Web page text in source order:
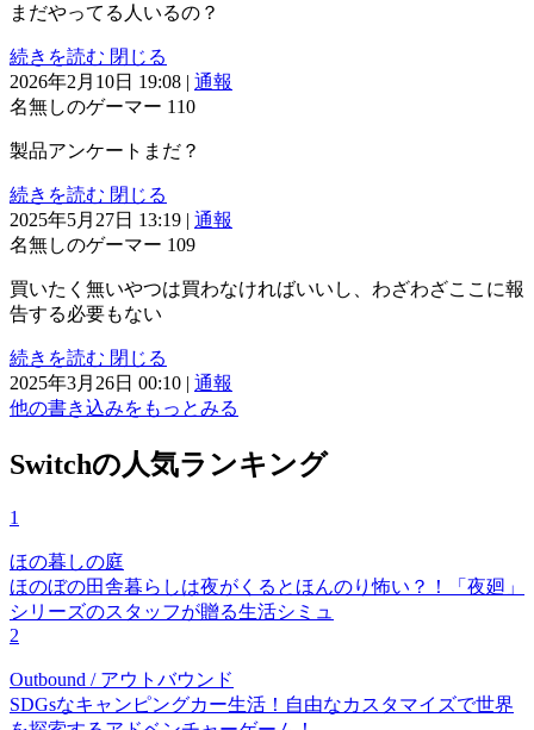
まだやってる人いるの？
続きを読む 閉じる
2026年2月10日 19:08 | 通報
名無しのゲーマー 110
製品アンケートまだ？
続きを読む 閉じる
2025年5月27日 13:19 | 通報
名無しのゲーマー 109
買いたく無いやつは買わなければいいし、わざわざここに報
告する必要もない
続きを読む 閉じる
2025年3月26日 00:10 | 通報
他の書き込みをもっとみる
Switchの人気ランキング
1
ほの暮しの庭
ほのぼの田舎暮らしは夜がくるとほんのり怖い？！「夜廻」
シリーズのスタッフが贈る生活シミュ
2
Outbound / アウトバウンド
SDGsなキャンピングカー生活！自由なカスタマイズで世界